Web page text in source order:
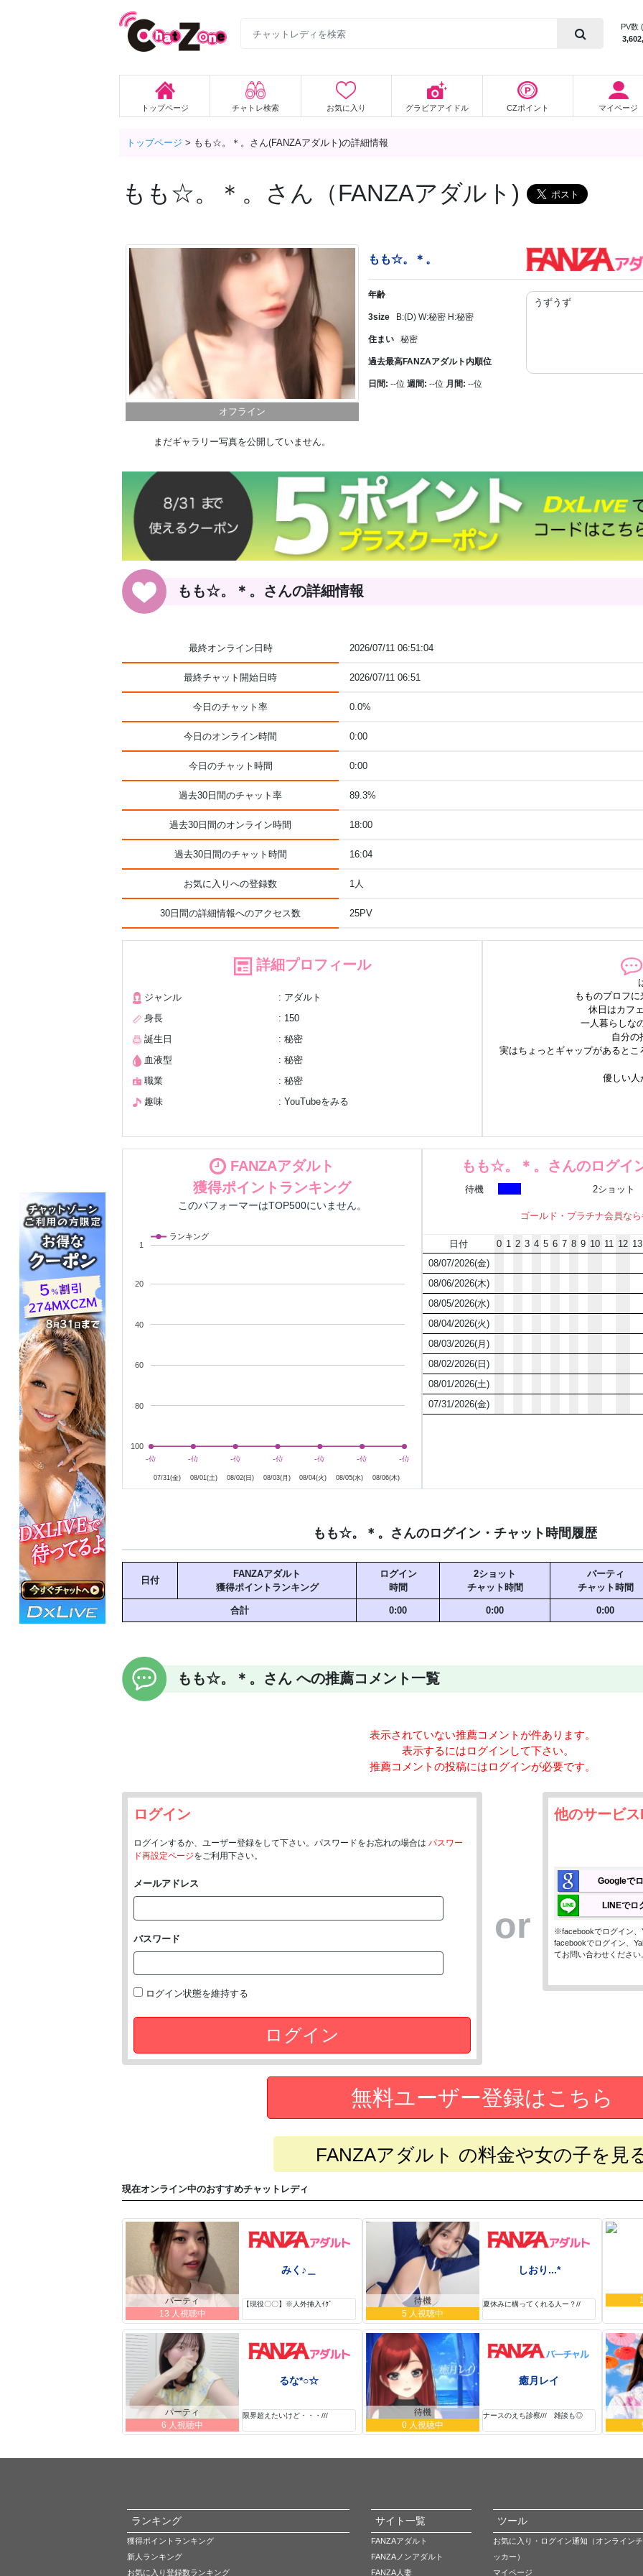
PV数
トップページ チャトレ検索 お気に入り グラビアアイドル CZポイント マイページ
トップページ > もも☆。＊。さん(FANZAアダルト)の詳細情報
もも☆。＊。 さん（FANZAアダルト)
オフライン
まだギャラリー写真を公開していません。
もも☆。＊。
年齢
3sizeB:(D) W:秘密 H:秘密
住まい秘密
過去最高FANZAアダルト内順位
日間: --位 週間: --位 月間: --位
うずうず
もも☆。＊。さんの詳細情報
最終オンライン日時 2026/07/11 06:51:04
最終チャット開始日時 2026/07/11 06:51
今日のチャット率 0.0%
今日のオンライン時間 0:00
今日のチャット時間 0:00
過去30日間のチャット率 89.3%
過去30日間のオンライン時間 18:00
過去30日間のチャット時間 16:04
お気に入りへの登録数 1人
30日間の詳細情報へのアクセス数 25PV
詳細プロフィール
ジャンル
: アダルト
身長
: 150
誕生日
: 秘密
血液型
: 秘密
職業
: 秘密
趣味
: YouTubeをみる
もものプロフ
休日はカフ
一人暮らしな
自分の
実はちょっとギャップがあると
優しい
FANZAアダルト
獲得ポイントランキング
このパフォーマーはTOP500にいません。
ランキング
1
20
40
60
80
100
-位
-位 -位
-位 -位
-位 -位
-位 -位
-位 -位
-位 -位
-位
07/31(金) 08/01(土) 08/02(日) 08/03(月) 08/04(火) 08/05(水) 08/06(木)
もも☆。＊。さんのログイ
待機 2ショット
ゴールド・プラチナ会員な
日付 0 1 2 3 4 5 6 7 8 9 10 11 12 13
08/07/2026(金)
08/06/2026(木)
08/05/2026(水)
08/04/2026(火)
08/03/2026(月)
08/02/2026(日)
08/01/2026(土)
07/31/2026(金)
もも☆。＊。さんのログイン・チャット時間履歴
日付
FANZAアダルト
獲得ポイントランキング
ログイン
時間
2ショット
チャット時間
パーティ
チャット時間
合計 0:00 0:00 0:00
もも☆。＊。さん への推薦コメント一覧
表示されていない推薦コメントが件あります。
表示するにはログインして下さい。
推薦コメントの投稿にはログインが必要です。
ログイン
ログインするか、ユーザー登録をして下さい。パスワードをお忘れの場合は パスワー
ド再設定ページをご利用下さい。
メールアドレス
パスワード
ログイン状態を維持する
ログイン
or
他のサービ
Googleで
LINEでロ
※facebookでログイン、
facebookでログイン、
てお問い合わせください
無料ユーザー登録はこちら
FANZAアダルト の料金や女の子を見
現在オンライン中のおすすめチャットレディ
パーティ
13 人視聴中
みく♪＿
【現役〇〇】※人外挿入ｲｸﾞ
待機
5 人視聴中
しおり...*
夏休みに構ってくれる人ー？//
パーティ
6 人視聴中
るな*○☆
限界超えたいけど・・・///
待機
0 人視聴中
癒月レイ
ナースのえち診察/// 雑談も◎
ランキング
獲得ポイントランキング
新人ランキング
お気に入り登録数ランキング
サイト一覧
FANZAアダルト
FANZAノンアダルト
FANZA人妻
ツール
お気に入り・ログイン通知（オンライン
ッカー）
マイページ